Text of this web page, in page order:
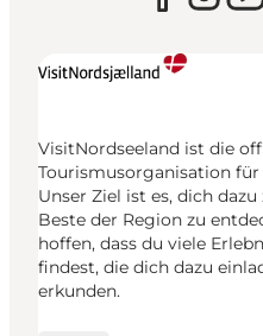
VisitNordseeland ist die
Tourismusorganisation für
Unser Ziel ist es, dich
Beste der Region zu
hoffen, dass du viele
findest, die dich dazu
erkunden.